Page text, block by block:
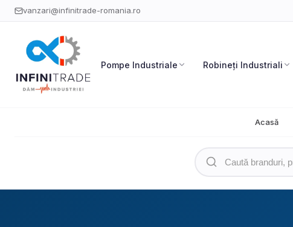
vanzari@infinitrade-romania.ro
Pompe Industriale Robineți Industriali
Acasă